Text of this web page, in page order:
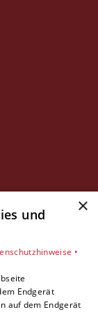
benötigen
×
und
•
Endgerät
auf dem Endgerät